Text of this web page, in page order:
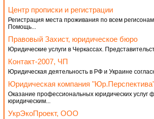
Центр прописки и регистрации
Регистрация места проживания по всем
Помощь...
Правовый Захист, юридическое бюро
Юридические услуги в Черкассах.
Контакт-2007, ЧП
Юридическая деятельность в РФ и Украине
Юридическая компания
Оказание профессиональных юридических услуг
юридическим...
УкрЭкоПроект, ООО